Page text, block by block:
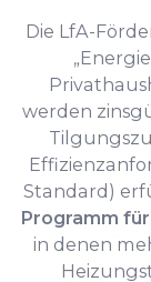
Die LfA-
werden
Standard)
Programm
in denen